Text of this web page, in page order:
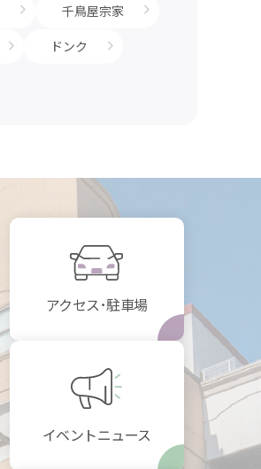
千鳥屋宗家
ドンク
アクセス･駐車場
イベントニュース